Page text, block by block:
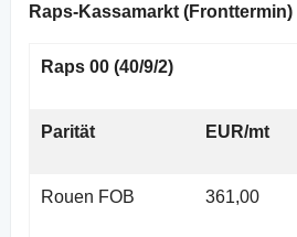
Raps-Kassamarkt (Fronttermin)
Raps 00 (40/9/2)
Parität EUR/mt
Rouen FOB 361,00